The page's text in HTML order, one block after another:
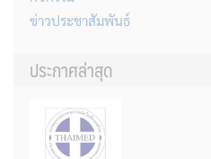
ข่าวประชาสัมพันธ์
ประกาศล่าสุด